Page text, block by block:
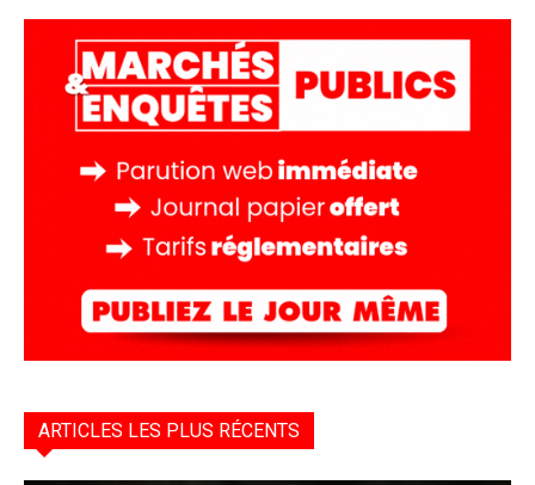
ARTICLES LES PLUS RÉCENTS